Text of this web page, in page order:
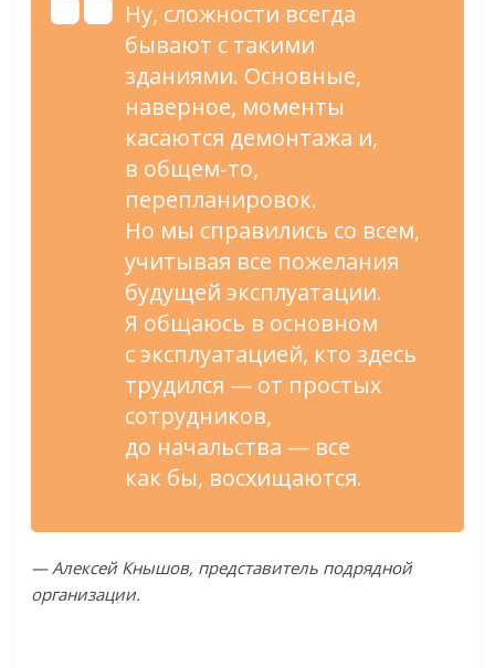
Ну, сложности всегда
бывают с такими
зданиями. Основные,
наверное, моменты
касаются демонтажа и,
в общем-то,
перепланировок.
Но мы справились со всем,
учитывая все пожелания
будущей эксплуатации.
Я общаюсь в основном
с эксплуатацией, кто здесь
трудился — от простых
сотрудников,
до начальства — все
как бы, восхищаются.
— Алексей Кнышов, представитель подрядной
организации.